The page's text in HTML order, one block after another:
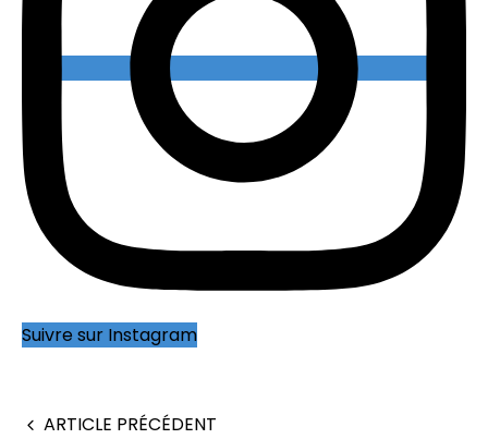
Suivre sur Instagram
ARTICLE PRÉCÉDENT